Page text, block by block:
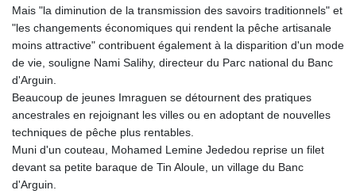
NIO 42.444576
NOK 10.973636
NPR 175.604157
NZD 1.964801
PAB 1.153368
PEN 3.906131
PGK 5.097172
PHP 70.205705
PKR 320.207872
Mais "la diminution de la transmission des savoirs traditionnels" et
"les changements économiques qui rendent la pêche artisanale
moins attractive" contribuent également à la disparition d'un mode
de vie, souligne Nami Salihy, directeur du Parc national du Banc
d'Arguin.
Beaucoup de jeunes Imraguen se détournent des pratiques
ancestrales en rejoignant les villes ou en adoptant de nouvelles
techniques de pêche plus rentables.
Muni d'un couteau, Mohamed Lemine Jededou reprise un filet
devant sa petite baraque de Tin Aloule, un village du Banc
d'Arguin.